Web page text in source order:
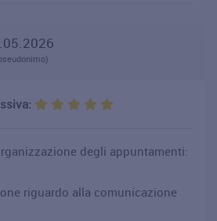
degli appuntamenti:
riguardo alla comunicazione